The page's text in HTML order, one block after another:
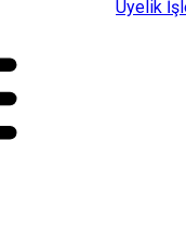
Üyelik